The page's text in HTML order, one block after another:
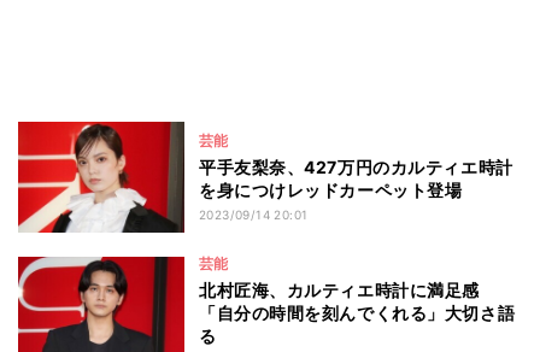
芸能
平手友梨奈、427万円のカルティエ時計
を身につけレッドカーペット登場
2023/09/14 20:01
芸能
北村匠海、カルティエ時計に満足感
「自分の時間を刻んでくれる」大切さ語
る